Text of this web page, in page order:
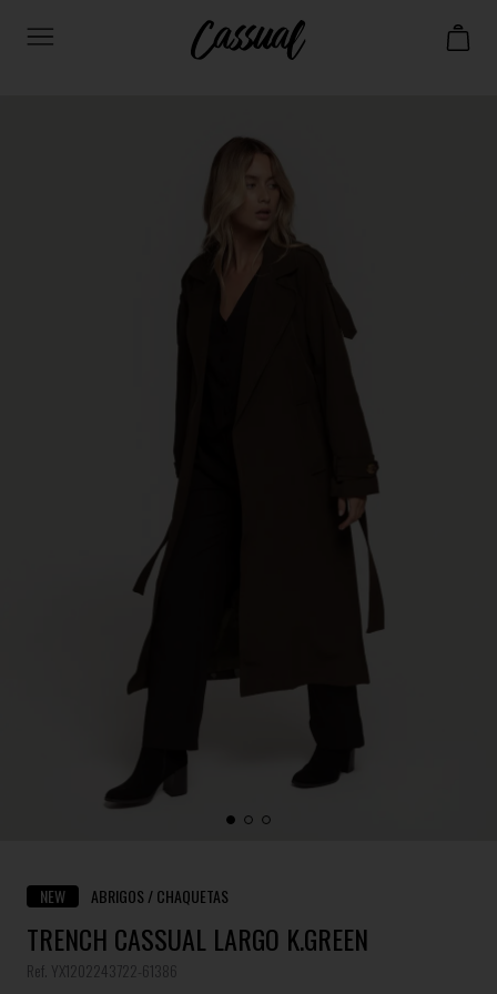
NEW ABRIGOS / CHAQUETAS
TRENCH CASSUAL LARGO K.GREEN
Ref. YX1202243722-61386